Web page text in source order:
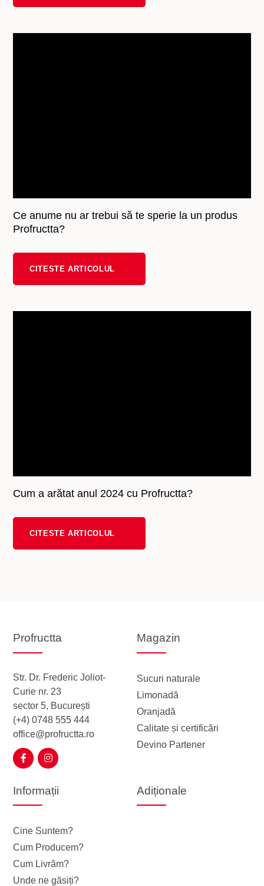
Ce anume nu ar trebui să te sperie la un produs
Profructta?
CITESTE ARTICOLUL
Cum a arătat anul 2024 cu Profructta?
CITESTE ARTICOLUL
Profructta
Str. Dr. Frederic Joliot-
Curie nr. 23
sector 5, București
(+4) 0748 555 444
office@profructta.ro
Magazin
Sucuri naturale
Limonadă
Oranjadă
Calitate și certificări
Devino Partener
Informații
Cine Suntem?
Cum Producem?
Cum Livrăm?
Unde ne găsiți?
Adiționale